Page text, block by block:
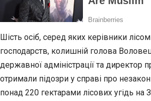
Шість осіб, серед яких керівники
господарств, колишній голова
державної адміністрації та директор
отримали підозри у справі про
понад 220 гектарами лісових угідь на